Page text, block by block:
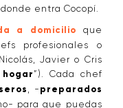
entra Cocopí.
a domicilio que
profesionales o
Javier o Cris
”). Cada chef
, - preparados
para que puedas